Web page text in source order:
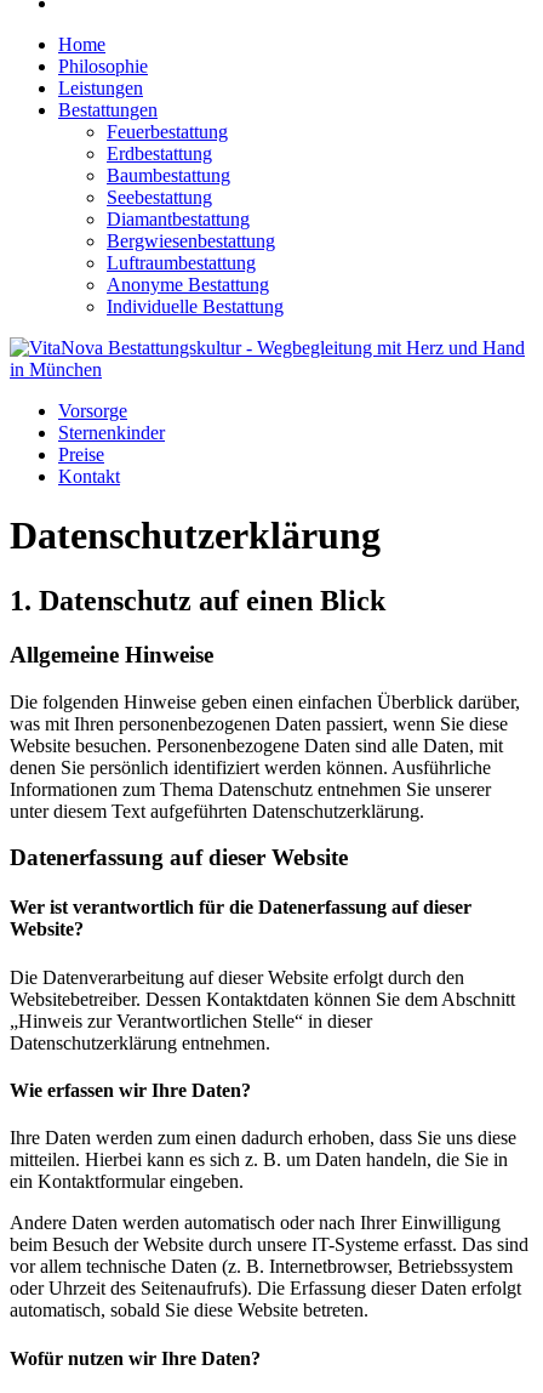
Home
Philosophie
Leistungen
Bestattungen
Feuerbestattung
Erdbestattung
Baumbestattung
Seebestattung
Diamantbestattung
Bergwiesenbestattung
Luftraumbestattung
Anonyme Bestattung
Individuelle Bestattung
Vorsorge
Sternenkinder
Preise
Kontakt
Datenschutz­erklärung
1. Datenschutz auf einen Blick
Allgemeine Hinweise
Die folgenden Hinweise geben einen einfachen Überblick darüber,
was mit Ihren personenbezogenen Daten passiert, wenn Sie diese
Website besuchen. Personenbezogene Daten sind alle Daten, mit
denen Sie persönlich identifiziert werden können. Ausführliche
Informationen zum Thema Datenschutz entnehmen Sie unserer
unter diesem Text aufgeführten Datenschutzerklärung.
Datenerfassung auf dieser Website
Wer ist verantwortlich für die Datenerfassung auf dieser
Website?
Die Datenverarbeitung auf dieser Website erfolgt durch den
Websitebetreiber. Dessen Kontaktdaten können Sie dem Abschnitt
„Hinweis zur Verantwortlichen Stelle“ in dieser
Datenschutzerklärung entnehmen.
Wie erfassen wir Ihre Daten?
Ihre Daten werden zum einen dadurch erhoben, dass Sie uns diese
mitteilen. Hierbei kann es sich z. B. um Daten handeln, die Sie in
ein Kontaktformular eingeben.
Andere Daten werden automatisch oder nach Ihrer Einwilligung
beim Besuch der Website durch unsere IT-Systeme erfasst. Das sind
vor allem technische Daten (z. B. Internetbrowser, Betriebssystem
oder Uhrzeit des Seitenaufrufs). Die Erfassung dieser Daten erfolgt
automatisch, sobald Sie diese Website betreten.
Wofür nutzen wir Ihre Daten?